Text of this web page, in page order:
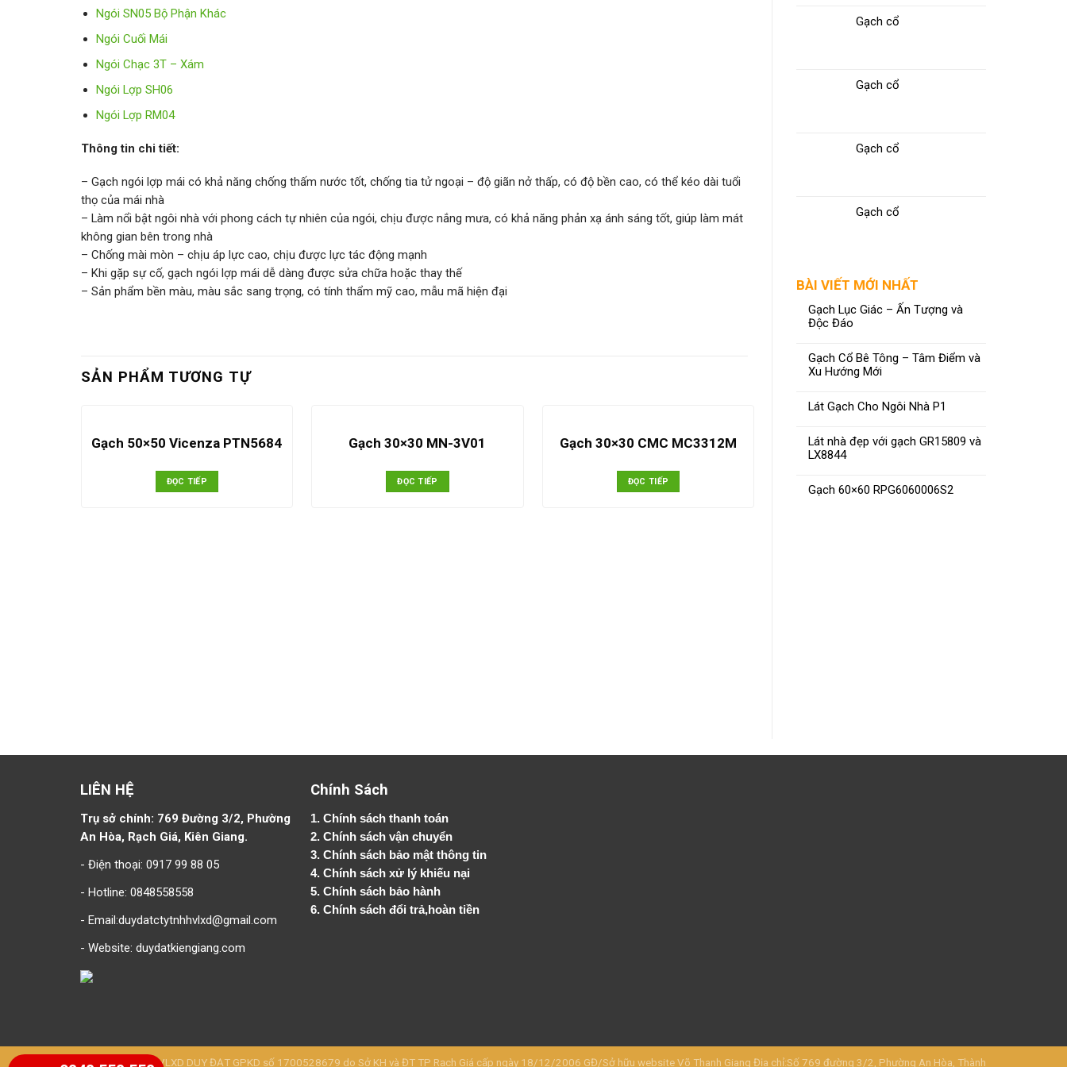
Ngói SN05 Bộ Phận Khác
Ngói Cuối Mái
Ngói Chạc 3T – Xám
Ngói Lợp SH06
Ngói Lợp RM04
Thông tin chi tiết:
– Gạch ngói lợp mái có khả năng chống thấm nước tốt, chống tia tử ngoại – độ giãn nở thấp, có độ bền cao, có thể kéo dài tuổi
thọ của mái nhà
– Làm nổi bật ngôi nhà với phong cách tự nhiên của ngói, chịu được nắng mưa, có khả năng phản xạ ánh sáng tốt, giúp làm mát
không gian bên trong nhà
– Chống mài mòn – chịu áp lực cao, chịu được lực tác động mạnh
– Khi gặp sự cố, gạch ngói lợp mái dễ dàng được sửa chữa hoặc thay thế
– Sản phẩm bền màu, màu sắc sang trọng, có tính thẩm mỹ cao, mẫu mã hiện đại
SẢN PHẨM TƯƠNG TỰ
Gạch 50×50 Vicenza PTN5684
ĐỌC TIẾP
Gạch 30×30 MN-3V01
ĐỌC TIẾP
Gạch 30×30 CMC MC3312M
ĐỌC TIẾP
Gạch cổ
Gạch cổ
Gạch cổ
Gạch cổ
BÀI VIẾT MỚI NHẤT
Gạch Lục Giác – Ấn Tượng và
Độc Đáo
Gạch Cổ Bê Tông – Tâm Điểm và
Xu Hướng Mới
Lát Gạch Cho Ngôi Nhà P1
Lát nhà đẹp với gạch GR15809 và
LX8844
Gạch 60×60 RPG6060006S2
LIÊN HỆ
Trụ sở chính: 769 Đường 3/2, Phường
An Hòa, Rạch Giá, Kiên Giang.
- Điện thoại: 0917 99 88 05
- Hotline: 0848558558
- Email:duydatctytnhhvlxd@gmail.com
- Website: duydatkiengiang.com
Chính Sách
1.Chính sách thanh toán
2.Chính sách vận chuyển
3. Chính sách bảo mật thông tin
4.Chính sách xử lý khiếu nại
5.Chính sách bảo hành
6.Chính sách đổi trả,hoàn tiền
CÔNG TY TNHH VLXD DUY ĐẠT GPKD số 1700528679 do Sở KH và ĐT TP Rạch Giá cấp ngày 18/12/2006 GĐ/Sở hữu website Võ Thanh Giang Địa chỉ:Số 769 đường 3/2, Phường An Hòa, Thành